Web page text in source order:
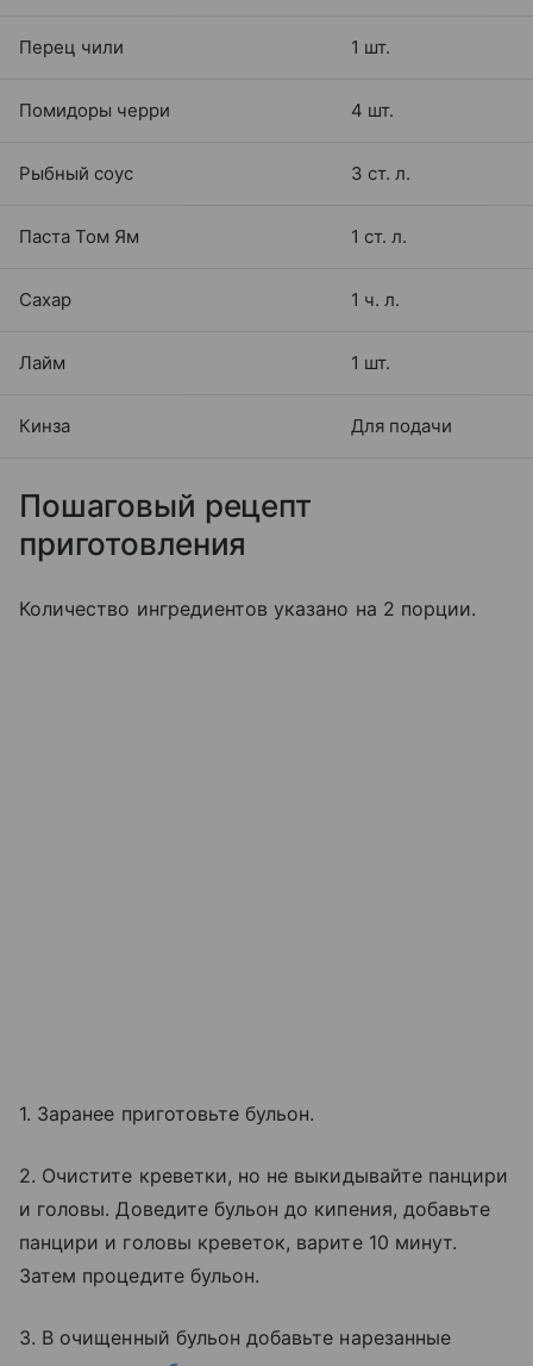
Перец чили 1 шт.
Помидоры черри 4 шт.
Рыбный соус 3 ст. л.
Паста Том Ям 1 ст. л.
Сахар 1 ч. л.
Лайм 1 шт.
Кинза Для подачи
Пошаговый рецепт
приготовления
Количество ингредиентов указано на 2 порции.
1. Заранее приготовьте бульон.
2. Очистите креветки, но не выкидывайте панцири
и головы. Доведите бульон до кипения, добавьте
панцири и головы креветок, варите 10 минут.
Затем процедите бульон.
3. В очищенный бульон добавьте нарезанные